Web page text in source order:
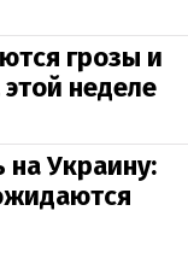
грозы и
неделе
Украину: